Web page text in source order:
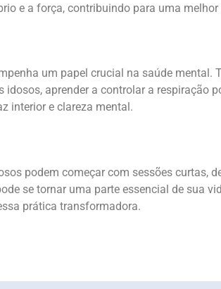
e a força, contribuindo para uma
um papel crucial na saúde mental.
aprender a controlar a respiração
interior e clareza mental.
podem começar com sessões curtas,
se tornar uma parte essencial de sua
prática transformadora.